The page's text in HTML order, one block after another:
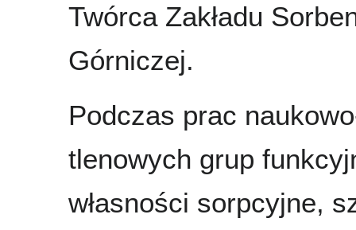
Twórca Zakładu
Górniczej.
Podczas prac
tlenowych grup
własności sorpcyjne,